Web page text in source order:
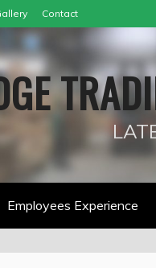
Contact
Employees Experience